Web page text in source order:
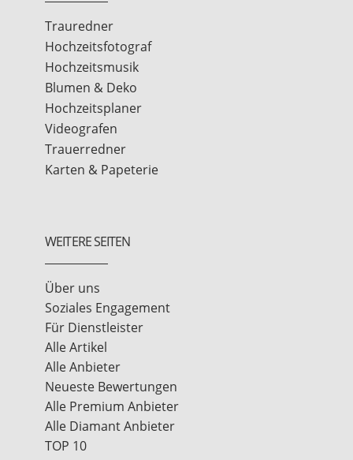
Trauredner
Hochzeitsfotograf
Hochzeitsmusik
Blumen & Deko
Hochzeitsplaner
Videografen
Trauerredner
Karten & Papeterie
WEITERE SEITEN
Über uns
Soziales Engagement
Für Dienstleister
Alle Artikel
Alle Anbieter
Neueste Bewertungen
Alle Premium Anbieter
Alle Diamant Anbieter
TOP 10